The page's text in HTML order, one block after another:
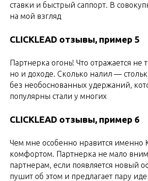
ставки и быстрый саппорт. В
на мой взгляд
CLICKLEAD отзывы, пример 5
Партнерка огонь! Что отражается не
но и доходе. Сколько налил —
без необоснованных удержаний,
популярны стали у многих
CLICKLEAD отзывы, пример 6
Чем мне особенно нравится именно
комфортом. Партнерка не мало
партнерам, если появляется новый
пушит об этом и предлагает пару